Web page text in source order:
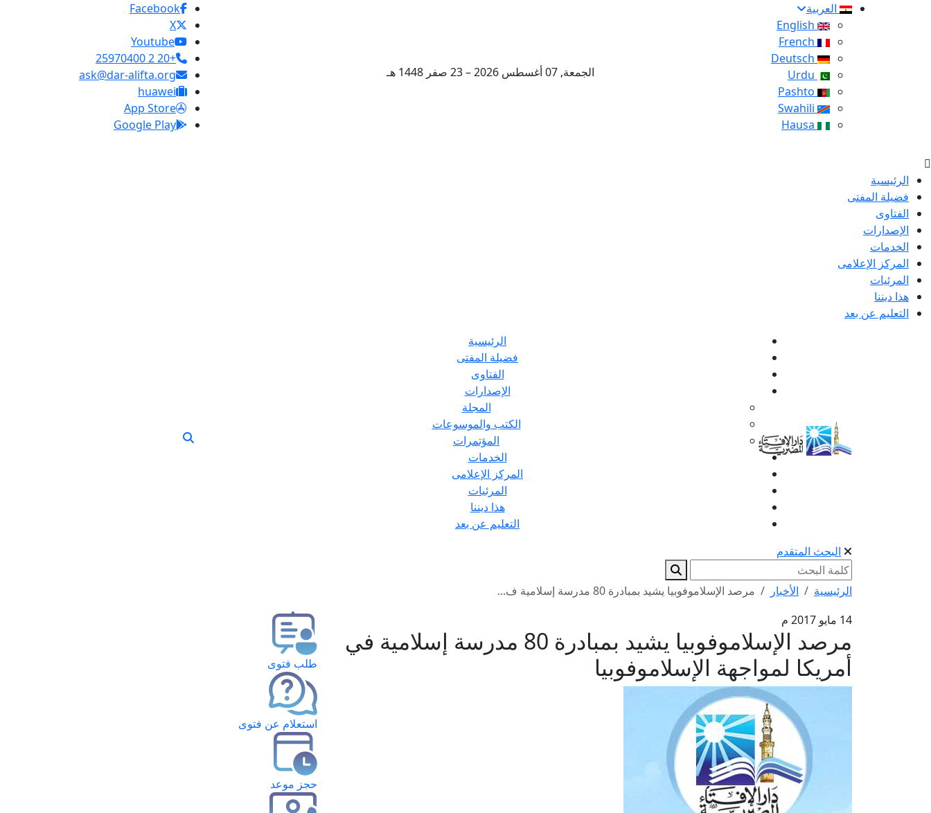
العربية
الجمعة, 07 أغسطس 2026 – 23 صفر 1448 هـ
Facebook
X
Youtube
+20 2 25970400
ask@dar-alifta.org
huawei
App Store
Google Play
الرئيسية
فضيلة المفتى
الفتاوى
الإصدارات
الخدمات
المركز الإعلامى
المرئيات
هذا ديننا
التعليم عن بعد
الرئيسية
فضيلة المفتى
الفتاوى
الإصدارات
المجلة
الكتب والموسوعات
المؤتمرات
الخدمات
المركز الإعلامى
المرئيات
هذا ديننا
التعليم عن بعد
البحث المتقدم
الرئيسية الأخبار
مرصد الإسلاموفوبيا يشيد بمبادرة 80 مدرسة إسلامية ف...
14 مايو 2017 م
مرصد الإسلاموفوبيا يشيد بمبادرة 80 مدرسة إسلامية في
أمريكا لمواجهة الإسلاموفوبيا
طلب فتوى
استعلام عن فتوى
حجز موعد